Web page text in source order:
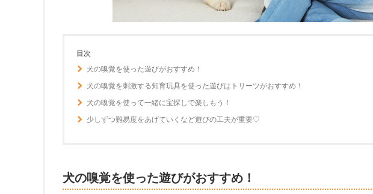
目次
犬の嗅覚を使った遊びがおすすめ！
犬の嗅覚を刺激する知育玩具を使った遊びはトリーツがおすすめ！
犬の嗅覚を使って一緒に宝探しで楽しもう！
少しずつ難易度をあげていくなど遊びの工夫が重要♡
犬の嗅覚を使った遊びがおすすめ！